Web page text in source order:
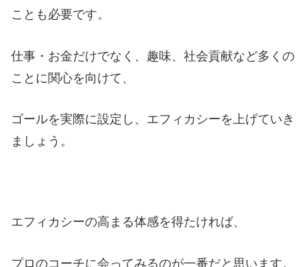
ことも必要です。
仕事・お金だけでなく、趣味、社会貢献など多くの
ことに関心を向けて、
ゴールを実際に設定し、エフィカシーを上げていき
ましょう。
エフィカシーの高まる体感を得たければ、
プロのコーチに会ってみるのが一番だと思います。